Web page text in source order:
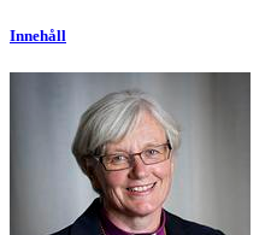
Innehåll